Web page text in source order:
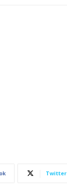
Twitter